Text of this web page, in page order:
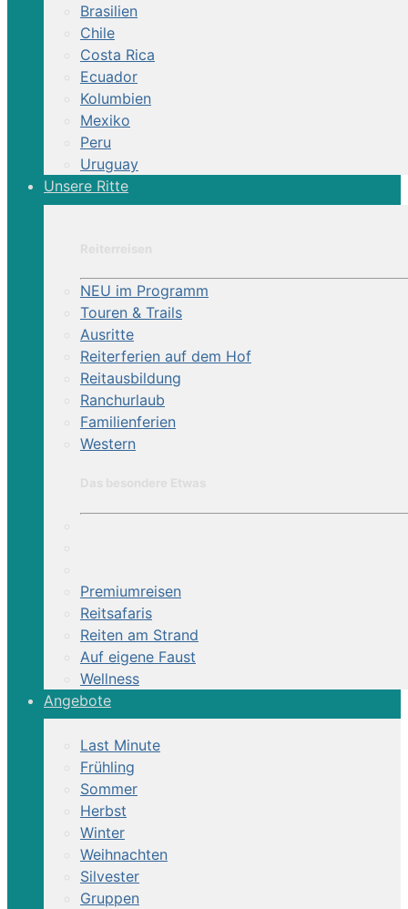
Brasilien
Chile
Costa Rica
Ecuador
Kolumbien
Mexiko
Peru
Uruguay
Unsere Ritte
NEU im Programm
Touren & Trails
Ausritte
Reiterferien auf dem Hof
Reitausbildung
Ranchurlaub
Familienferien
Western
Premiumreisen
Reitsafaris
Reiten am Strand
Auf eigene Faust
Wellness
Angebote
Last Minute
Frühling
Sommer
Herbst
Winter
Weihnachten
Silvester
Gruppen